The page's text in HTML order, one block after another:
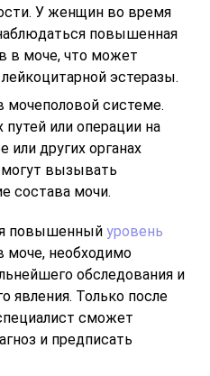
У женщин во время
повышенная
в моче, что может
эстеразы.
системе.
или операции на
или других органах
вызывать
состава мочи.
повышенныйуровень
моче, необходимо
обследования и
явления. Только после
сможет
и предписать